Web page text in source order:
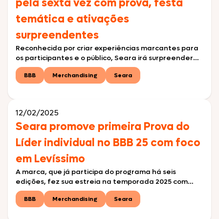
pela sexta vez com prova, festa
temática e ativações
surpreendentes
Reconhecida por criar experiências marcantes para
os participantes e o público, Seara irá surpreender
novamente na edição de 2025 com ativações que
reforçam sua conexão com os consumidores
experiências e dinâmicas. […]
BBB Merchandising Seara
12/02/2025
Seara promove primeira Prova do
Líder individual no BBB 25 com foco
em Levíssimo
A marca, que já participa do programa há seis
edições, fez sua estreia na temporada 2025 com
prova que marcou o lançamento das disputas
individuais da temporada nesta quinta (6) A Seara,
BBB Merchandising Seara